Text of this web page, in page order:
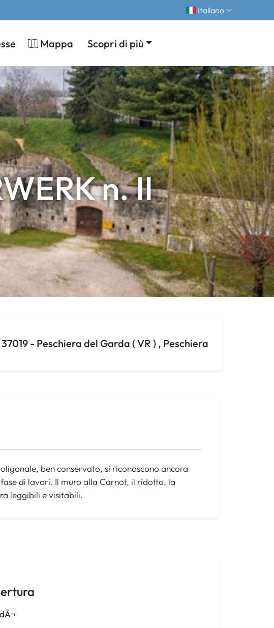
Italiano
Mappa Scopri di più
n. II
- Peschiera del Garda ( VR ) , Peschiera
ben conservato, si riconoscono ancora
di lavori. Il muro alla Carnot, il ridotto, la
leggibili e visitabili.